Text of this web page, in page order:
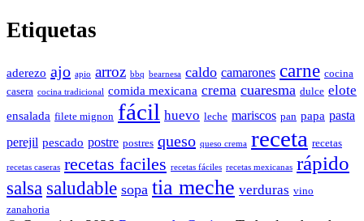
Etiquetas
aderezo ajo apio arroz bbq bearnesa caldo camarones carne cocina
casera cocina tradicional comida mexicana crema cuaresma dulce elote
ensalada filete mignon fácil huevo leche mariscos pan papa pasta
perejil pescado postre postres queso queso crema receta recetas
recetas caseras recetas faciles recetas fáciles recetas mexicanas rápido
salsa saludable sopa tia meche verduras vino
zanahoria